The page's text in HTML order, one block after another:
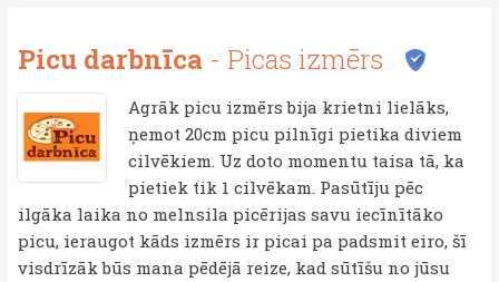
Picu darbnīca - Picas izmērs
Agrāk picu izmērs bija krietni lielāks,
ņemot 20cm picu pilnīgi pietika diviem
cilvēkiem. Uz doto momentu taisa tā, ka
pietiek tik 1 cilvēkam. Pasūtīju pēc
ilgāka laika no melnsila picērijas savu iecīnītāko
picu, ieraugot kāds izmērs ir picai pa padsmit eiro, šī
visdrīzāk būs mana pēdējā reize, kad sūtīšu no jūsu